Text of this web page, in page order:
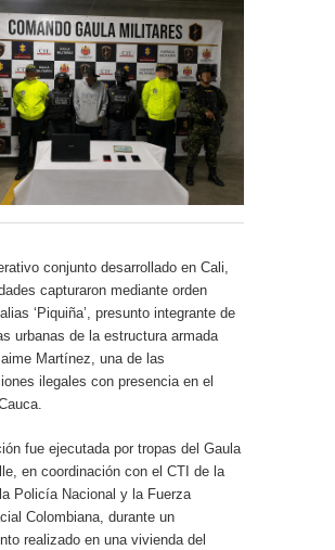
conjunto desarrollado en Cali,
capturaron mediante orden
‘Piquiña’, presunto integrante de
urbanas de la estructura armada
Martínez, una de las
ilegales con presencia en el
fue ejecutada por tropas del Gaula
en coordinación con el CTI de la
Policía Nacional y la Fuerza
Colombiana, durante un
realizado en una vivienda del